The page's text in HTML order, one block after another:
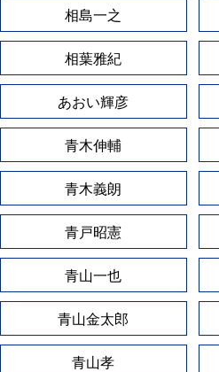
相島一之
相葉雅紀
あおい輝彦
青木伸輔
青木義朗
青戸昭憲
青山一也
青山金太郎
青山孝